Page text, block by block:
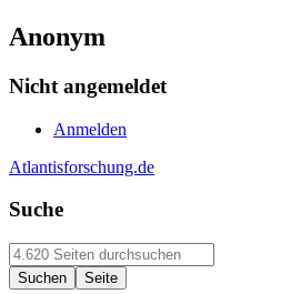
Anonym
Nicht angemeldet
Anmelden
Atlantisforschung.de
Suche